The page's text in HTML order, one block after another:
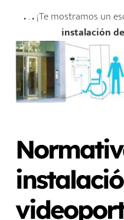
...¡Te mostramos un
instalación